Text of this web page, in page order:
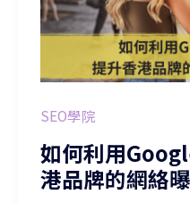
SEO學院
如何利用
港品牌的網絡